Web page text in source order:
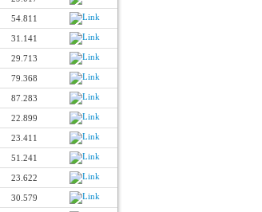
54.811
31.141
29.713
79.368
87.283
22.899
23.411
51.241
23.622
30.579